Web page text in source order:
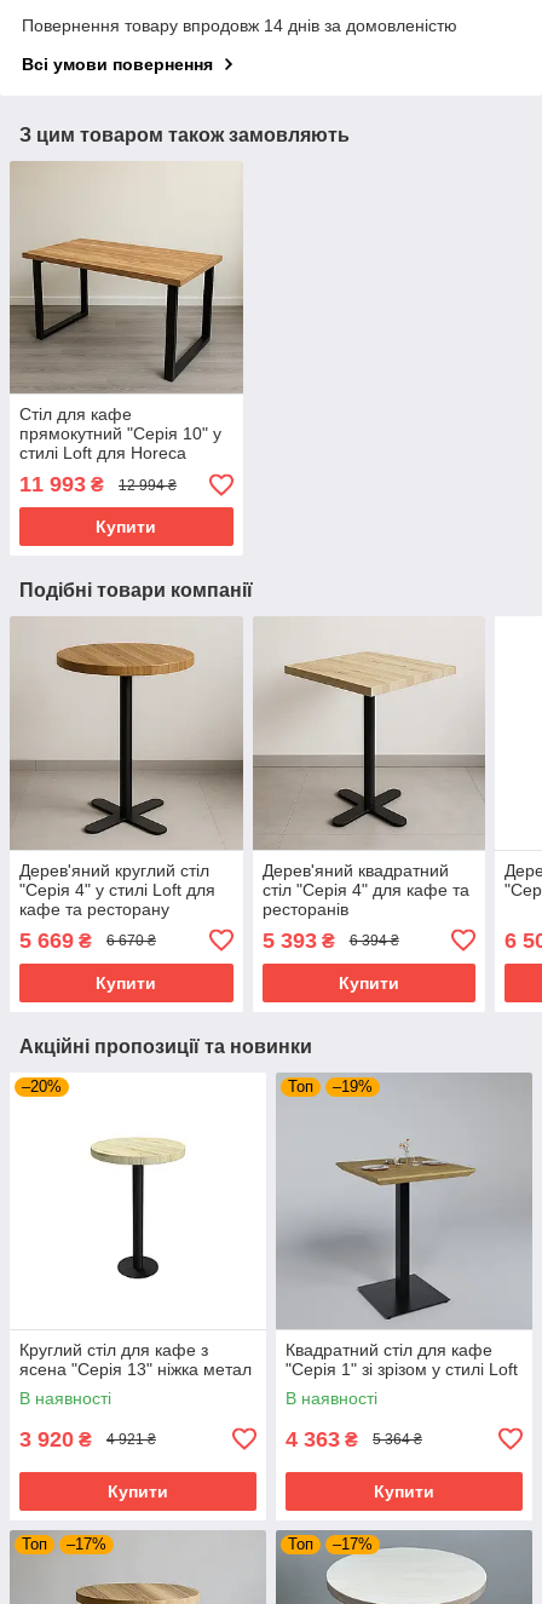
Повернення товару впродовж 14 днів за домовленістю
Всі умови повернення
З цим товаром також замовляють
Стіл для кафе
прямокутний "Серія 10" у
стилі Loft для Horeca
11 993 ₴ 12 994 ₴
Купити
Подібні товари компанії
Дерев'яний круглий стіл
"Серія 4" у стилі Loft для
кафе та ресторану
5 669 ₴ 6 670 ₴
Купити
Дерев'яний квадратний
стіл "Серія 4" для кафе та
ресторанів
5 393₴ 6 394 ₴
Купити
6
Акційні пропозиції та новинки
–20%
Круглий стіл для кафе з
ясена "Серія 13" ніжка метал
В наявності
3 920 ₴ 4 921 ₴
Купити
Топ –19%
Квадратний стіл для кафе
"Серія 1" зі зрізом у стилі Loft
В наявності
4 363 ₴ 5 364 ₴
Купити
Топ –17% Топ –17%